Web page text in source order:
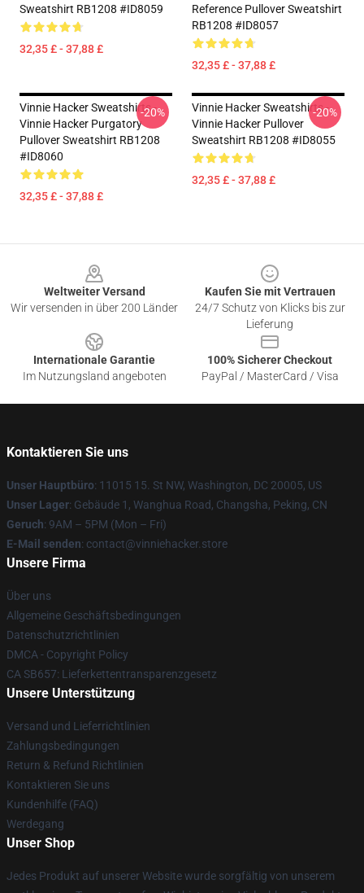
Sweatshirt RB1208 #ID8059
32,35 £ - 37,88 £
Reference Pullover Sweatshirt
RB1208 #ID8057
32,35 £ - 37,88 £
Vinnie Hacker Sweatshirts -
Vinnie Hacker Purgatory
Pullover Sweatshirt RB1208
#ID8060
32,35 £ - 37,88 £
-20%
Vinnie Hacker Sweatshirts -
Vinnie Hacker Pullover
Sweatshirt RB1208 #ID8055
32,35 £ - 37,88 £
-20%
Weltweiter Versand
Wir versenden in über 200 Länder
Kaufen Sie mit Vertrauen
24/7 Schutz von Klicks bis zur
Lieferung
Internationale Garantie
Im Nutzungsland angeboten
100% Sicherer Checkout
PayPal / MasterCard / Visa
Kontaktieren Sie uns
Unser Hauptbüro: 11015 15. St NW, Washington, DC 20005, US
Unser Lager: Gebäude 1, Wanghua Road, Changsha, Peking, CN
Geruch: 9AM – 5PM (Mon – Fri)
E-Mail senden: contact@vinniehacker.store
Unsere Firma
Über uns
Allgemeine Geschäftsbedingungen
Datenschutzrichtlinien
DMCA - Copyright Policy
CA SB657: Lieferkettentransparenzgesetz
Unsere Unterstützung
Versand und Lieferrichtlinien
Zahlungsbedingungen
Return & Refund Richtlinien
Kontaktieren Sie uns
Kundenhilfe (FAQ)
Werdegang
Unser Shop
Jedes Produkt auf unserer Website wurde sorgfältig von unserem